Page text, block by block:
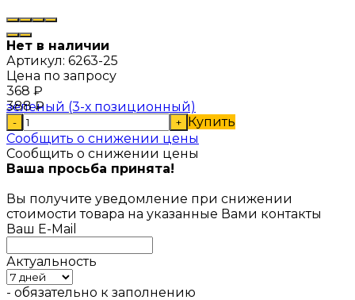
Нет в наличии
Артикул: 6263-25
Цена по запросу
368 ₽
388₽
- + Купить
Сообщить о снижении цены
Сообщить о снижении цены
Ваша просьба принята!
Вы получите уведомление при снижении
стоимости товара на указанные Вами контакты
Ваш E-Mail
Актуальность
- обязательно к заполнению